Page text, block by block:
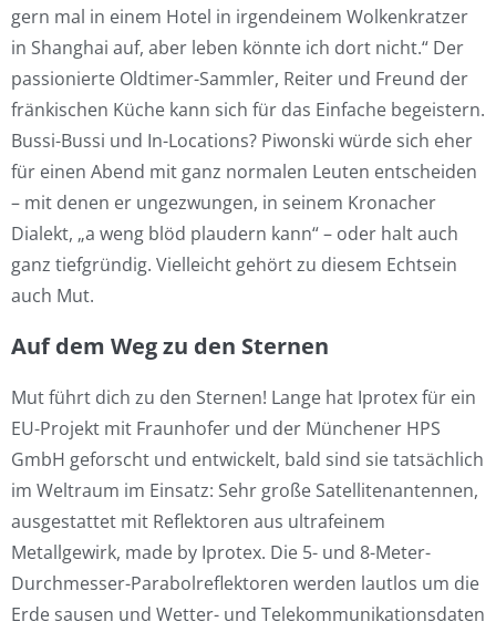
gern mal in einem Hotel in irgendeinem Wolkenkratzer
in Shanghai auf, aber leben könnte ich dort nicht.“ Der
passionierte Oldtimer-Sammler, Reiter und Freund der
fränkischen Küche kann sich für das Einfache begeistern.
Bussi-Bussi und In-Locations? Piwonski würde sich eher
für einen Abend mit ganz normalen Leuten entscheiden
– mit denen er ungezwungen, in seinem Kronacher
Dialekt, „a weng blöd plaudern kann“ – oder halt auch
ganz tiefgründig. Vielleicht gehört zu diesem Echtsein
auch Mut.
Auf dem Weg zu den Sternen
Mut führt dich zu den Sternen! Lange hat Iprotex für ein
EU-Projekt mit Fraunhofer und der Münchener HPS
GmbH geforscht und entwickelt, bald sind sie tatsächlich
im Weltraum im Einsatz: Sehr große Satellitenantennen,
ausgestattet mit Reflektoren aus ultrafeinem
Metallgewirk, made by Iprotex. Die 5- und 8-Meter-
Durchmesser-Parabolreflektoren werden lautlos um die
Erde sausen und Wetter- und Telekommunikationsdaten